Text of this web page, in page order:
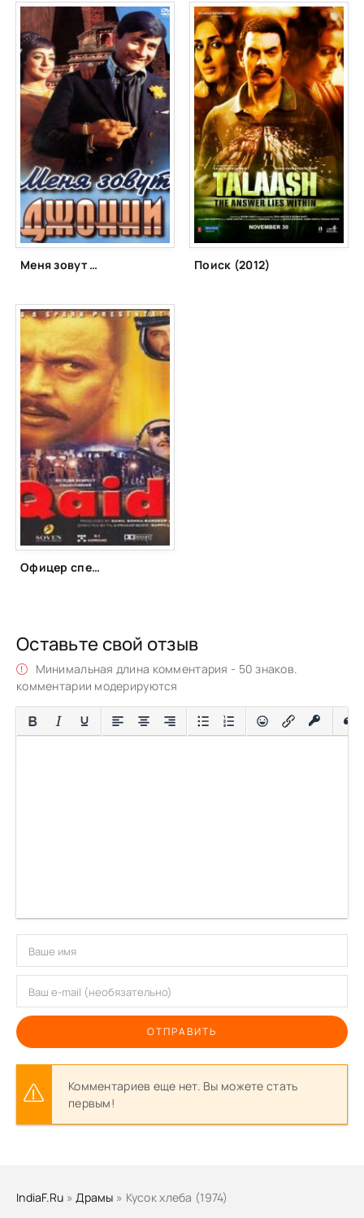
Меня зовут Джонни (1970) Поиск (2012)
Офицер спецназа (2002)
Оставьте свой отзыв
Минимальная длина комментария - 50 знаков.
комментарии модерируются
ОТПРАВИТЬ
Комментариев еще нет. Вы можете стать
первым!
IndiaF.Ru » Драмы » Кусок хлеба (1974)